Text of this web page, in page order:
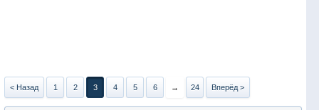
< Назад 1 2 3 4 5 6 → 24 Вперёд >